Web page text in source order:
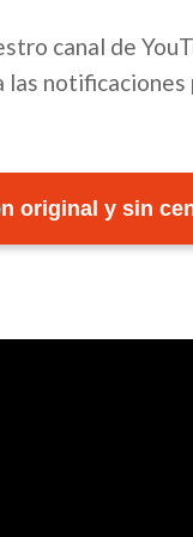
canal de
original y sin